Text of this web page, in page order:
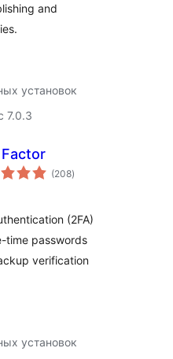
and
установок
7.0.3
(208общий
рейтинг
)
(2FA)
time passwords
verification
установок